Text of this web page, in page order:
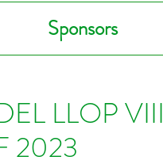
Sponsors
LLOP VIII
2023